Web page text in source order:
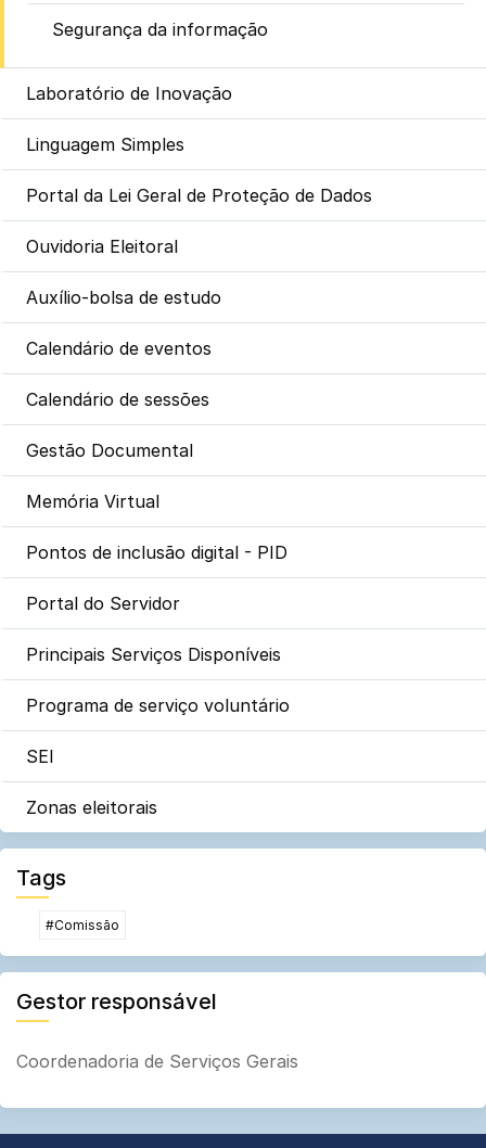
Segurança da informação
Laboratório de Inovação
Linguagem Simples
Portal da Lei Geral de Proteção de Dados
Ouvidoria Eleitoral
Auxílio-bolsa de estudo
Calendário de eventos
Calendário de sessões
Gestão Documental
Memória Virtual
Pontos de inclusão digital - PID
Portal do Servidor
Principais Serviços Disponíveis
Programa de serviço voluntário
SEI
Zonas eleitorais
Tags
#Comissão
Gestor responsável
Coordenadoria de Serviços Gerais